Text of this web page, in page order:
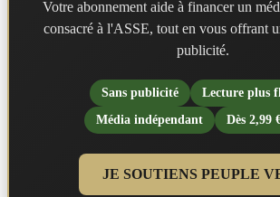
Votre abonnement aide à financer un
consacré à l'ASSE, tout en vous offrant
publicité.
Sans publicité
Lecture plus
Média indépendant
Dès 2,99
JE SOUTIENS PEUPLE